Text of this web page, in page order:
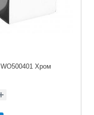
Хром